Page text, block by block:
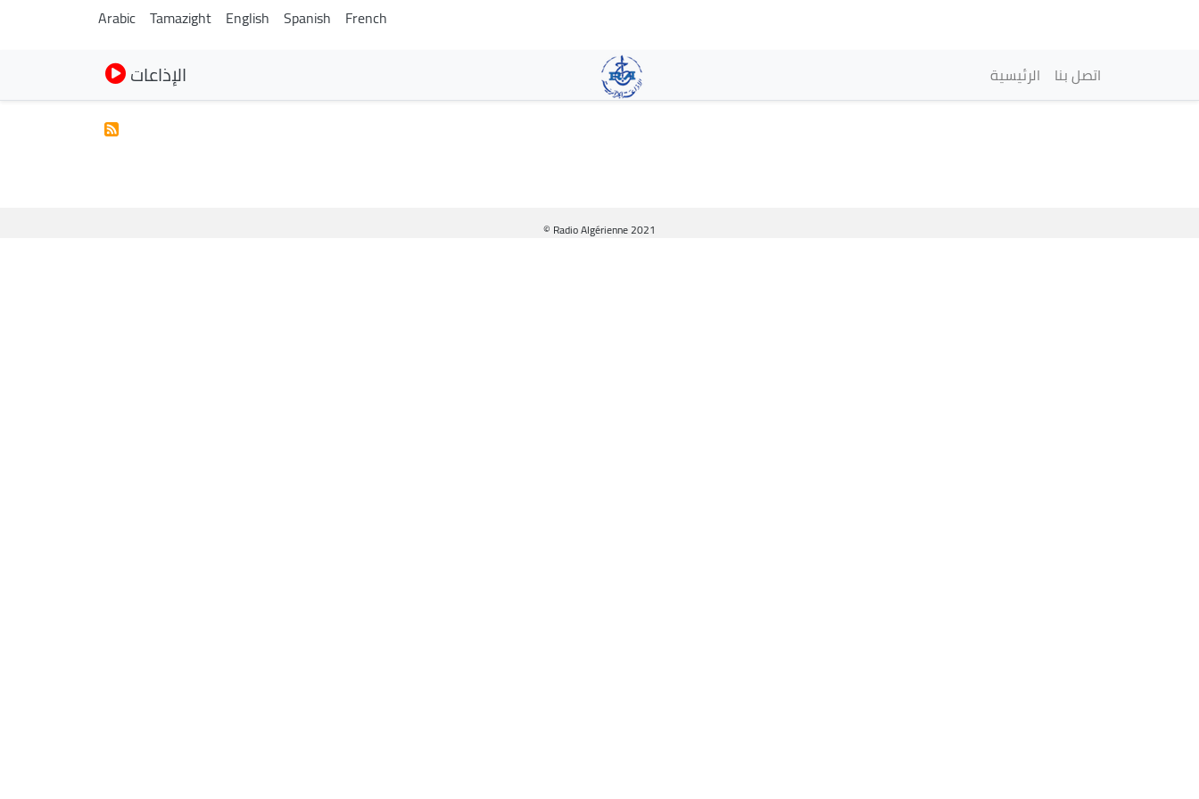
contenido
principal
Arabic Tamazight English Spanish French
الإذاعات Navegación
الرئيسية اتصل بنا
© Radio Algérienne 2021